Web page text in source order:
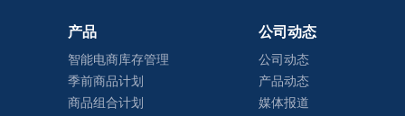
产品
智能电商库存管理
季前商品计划
商品组合计划
公司动态
公司动态
产品动态
媒体报道